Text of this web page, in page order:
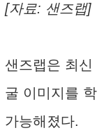
[자료: 샌즈랩]
샌즈랩은 최
굴 이미지를
가능해졌다.